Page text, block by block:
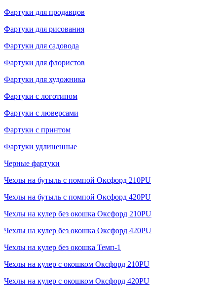
Фартуки для продавцов
Фартуки для рисования
Фартуки для садовода
Фартуки для флористов
Фартуки для художника
Фартуки с логотипом
Фартуки с люверсами
Фартуки с принтом
Фартуки удлиненные
Черные фартуки
Чехлы на бутыль с помпой Оксфорд 210PU
Чехлы на бутыль с помпой Оксфорд 420PU
Чехлы на кулер без окошка Оксфорд 210PU
Чехлы на кулер без окошка Оксфорд 420PU
Чехлы на кулер без окошка Темп-1
Чехлы на кулер с окошком Оксфорд 210PU
Чехлы на кулер с окошком Оксфорд 420PU